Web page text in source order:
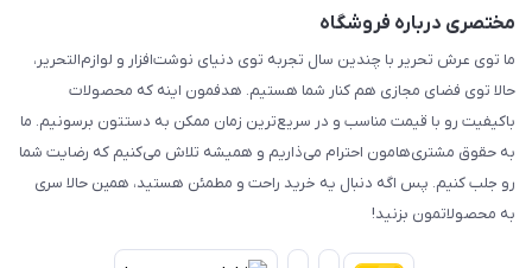
مختصری درباره فروشگاه
ما توی عرش تحریر با چندین سال تجربه توی دنیای نوشت‌افزار و لوازم‌التحریر،
حالا توی فضای مجازی هم کنار شما هستیم. هدفمون اینه که محصولات
باکیفیت رو با قیمت مناسب و در سریع‌ترین زمان ممکن به دستتون برسونیم. ما
به حقوق مشتری‌هامون احترام می‌ذاریم و همیشه تلاش می‌کنیم که رضایت شما
رو جلب کنیم. پس اگه دنبال یه خرید راحت و مطمئن هستید، همین حالا سری
به محصولاتمون بزنید!